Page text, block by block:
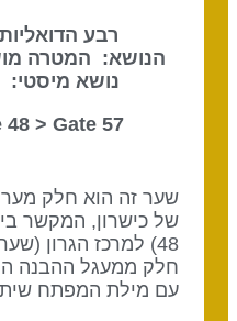
רבע
הנושא: המטרה
נושא מיסטי:
57 Gate 18 <
48 > Gate
שער זה הוא חלק
של כישרון, המקשר
חלק ממעגל ההבנה
עם מילת המפתח